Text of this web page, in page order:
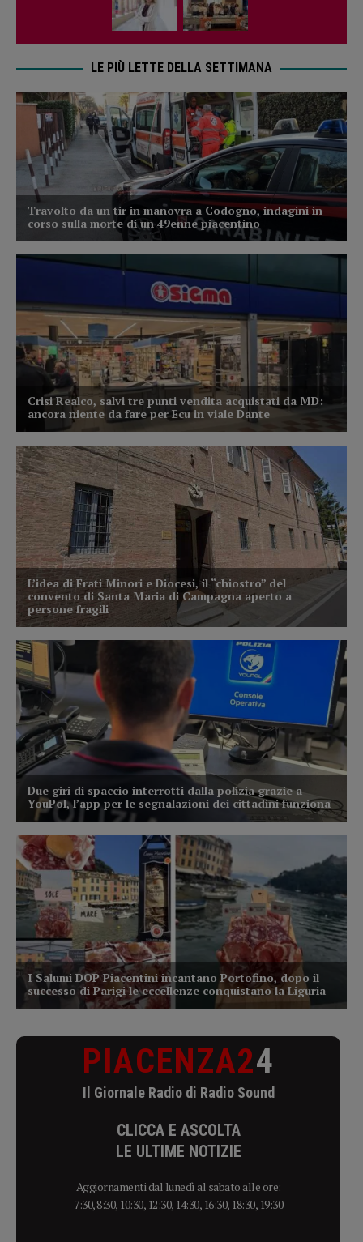
LE PIÙ LETTE DELLA SETTIMANA
PIACENZA24
Il Giornale Radio di Radio Sound
CLICCA E ASCOLTA
LE ULTIME NOTIZIE
Aggiornamenti dal lunedì al sabato alle ore:
7:30, 8:30, 10:30, 12:30, 14:30, 16:30, 18:30, 19:30